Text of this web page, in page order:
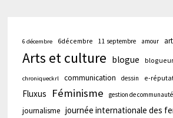
6 décembre 6décembre 11 septembre amour
Arts et culture blogue
chroniqueckrl communication dessin e-
Fluxus Féminisme gestion de communauté
journalisme journée internationale des